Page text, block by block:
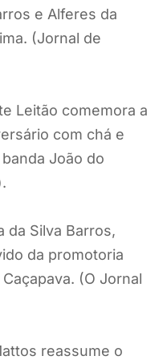
e Alferes da
(Jornal de
Leitão comemora a
com chá e
João do
da Silva Barros,
da promotoria
(O Jornal
reassume o